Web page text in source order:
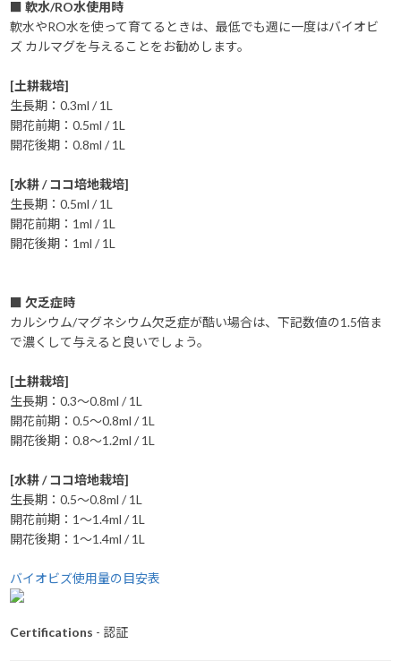
■ 軟水/RO水使用時
軟水やRO水を使って育てるときは、最低でも週に一度はバイオビ
ズ カルマグを与えることをお勧めします。
[土耕栽培]
生長期：0.3ml / 1L
開花前期：0.5ml / 1L
開花後期：0.8ml / 1L
[水耕 / ココ培地栽培]
生長期：0.5ml / 1L
開花前期：1ml / 1L
開花後期：1ml / 1L
■ 欠乏症時
カルシウム/マグネシウム欠乏症が酷い場合は、下記数値の1.5倍ま
で濃くして与えると良いでしょう。
[土耕栽培]
生長期：0.3～0.8ml / 1L
開花前期：0.5～0.8ml / 1L
開花後期：0.8～1.2ml / 1L
[水耕 / ココ培地栽培]
生長期：0.5～0.8ml / 1L
開花前期：1～1.4ml / 1L
開花後期：1～1.4ml / 1L
バイオビズ使用量の目安表
Certifications - 認証